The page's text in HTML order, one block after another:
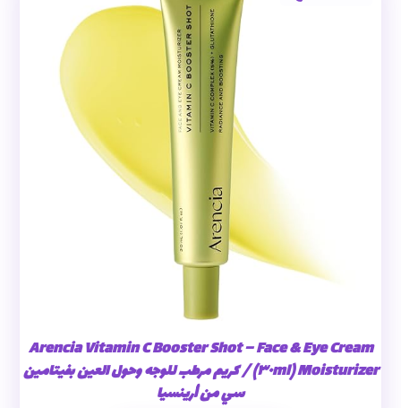
Arencia Vitamin C Booster Shot – Face & Eye Cream
Moisturizer (٣٠ml) / كريم مرطب للوجه وحول العين بفيتامين
سي من أرينسيا